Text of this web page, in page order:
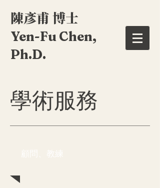
陳彥甫 博士
Yen-Fu Chen,
Ph.D.
學術服務